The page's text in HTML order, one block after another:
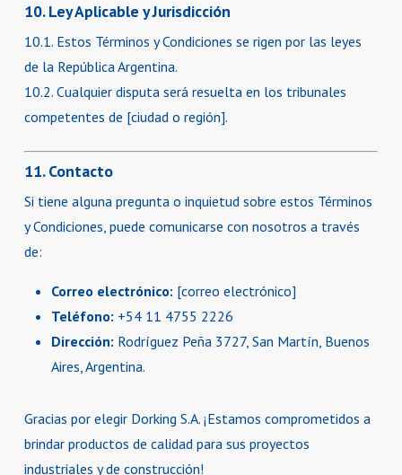
10. Ley Aplicable y Jurisdicción
10.1. Estos Términos y Condiciones se rigen por las leyes
de la República Argentina.
10.2. Cualquier disputa será resuelta en los tribunales
competentes de [ciudad o región].
11. Contacto
Si tiene alguna pregunta o inquietud sobre estos Términos
y Condiciones, puede comunicarse con nosotros a través
de:
Correo electrónico: [correo electrónico]
Teléfono: +54 11 4755 2226
Dirección: Rodríguez Peña 3727, San Martín, Buenos
Aires, Argentina.
Gracias por elegir Dorking S.A. ¡Estamos comprometidos a
brindar productos de calidad para sus proyectos
industriales y de construcción!